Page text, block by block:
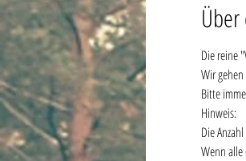
Die reine
Wir
Bitte
Hinweis:
Die
Wenn